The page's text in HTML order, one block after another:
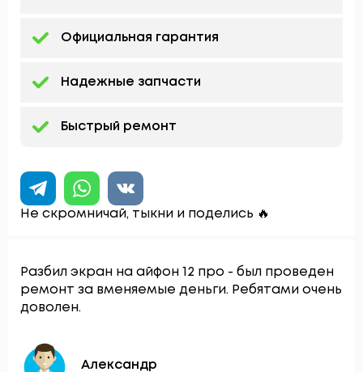
Официальная гарантия
Надежные запчасти
Быстрый ремонт
Не скромничай, тыкни и поделись 🔥
Разбил экран на айфон 12 про - был проведен
ремонт за вменяемые деньги. Ребятами очень
доволен.
Александр